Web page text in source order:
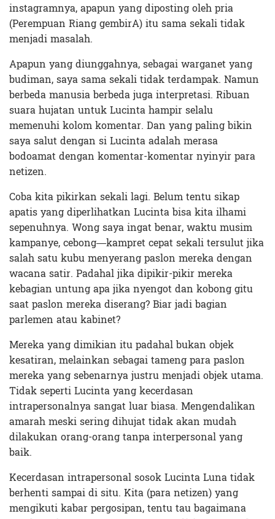
instagramnya, apapun yang diposting oleh pria
(Perempuan Riang gembirA) itu sama sekali tidak
menjadi masalah.
Apapun yang diunggahnya, sebagai warganet yang
budiman, saya sama sekali tidak terdampak. Namun
berbeda manusia berbeda juga interpretasi. Ribuan
suara hujatan untuk Lucinta hampir selalu
memenuhi kolom komentar. Dan yang paling bikin
saya salut dengan si Lucinta adalah merasa
bodoamat dengan komentar-komentar nyinyir para
netizen.
Coba kita pikirkan sekali lagi. Belum tentu sikap
apatis yang diperlihatkan Lucinta bisa kita ilhami
sepenuhnya. Wong saya ingat benar, waktu musim
kampanye, cebong—kampret cepat sekali tersulut jika
salah satu kubu menyerang paslon mereka dengan
wacana satir. Padahal jika dipikir-pikir mereka
kebagian untung apa jika nyengot dan kobong gitu
saat paslon mereka diserang? Biar jadi bagian
parlemen atau kabinet?
Mereka yang dimikian itu padahal bukan objek
kesatiran, melainkan sebagai tameng para paslon
mereka yang sebenarnya justru menjadi objek utama.
Tidak seperti Lucinta yang kecerdasan
intrapersonalnya sangat luar biasa. Mengendalikan
amarah meski sering dihujat tidak akan mudah
dilakukan orang-orang tanpa interpersonal yang
baik.
Kecerdasan intrapersonal sosok Lucinta Luna tidak
berhenti sampai di situ. Kita (para netizen) yang
mengikuti kabar pergosipan, tentu tau bagaimana